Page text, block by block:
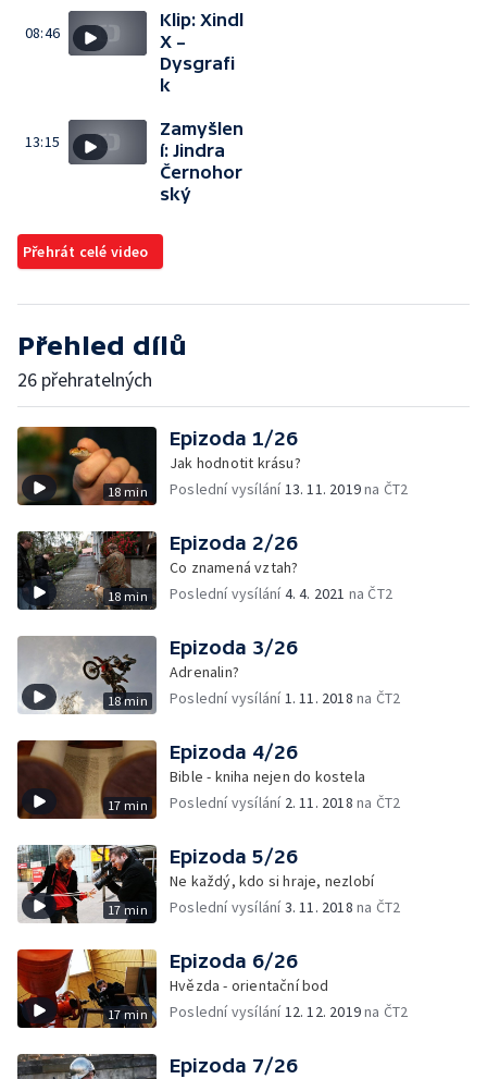
08:46
Klip: Xindl
X –
Dysgrafi
k
13:15
Zamyšlen
í: Jindra
Černohor
ský
Přehrát celé video
Přehled dílů
26 přehratelných
18 min
Epizoda 1/26
Jak hodnotit krásu?
Poslední vysílání13. 11. 2019na ČT2
18 min
Epizoda 2/26
Co znamená vztah?
Poslední vysílání4. 4. 2021 na ČT2
18 min
Epizoda 3/26
Adrenalin?
Poslední vysílání1. 11. 2018 na ČT2
17 min
Epizoda 4/26
Bible - kniha nejen do kostela
Poslední vysílání 2. 11. 2018 na ČT2
17 min
Epizoda 5/26
Ne každý, kdo si hraje, nezlobí
Poslední vysílání3. 11. 2018 na ČT2
17 min
Epizoda 6/26
Hvězda - orientační bod
Poslední vysílání12. 12. 2019na ČT2
Epizoda 7/26